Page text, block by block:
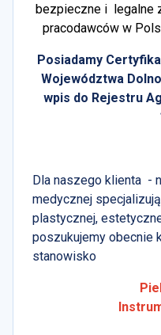
bezpieczne i legalne
pracodawców w
Posiadamy
Województwa
wpis do Rejestru
Dla naszego klienta -
medycznej
plastycznej,
poszukujemy obecnie
stanowisko